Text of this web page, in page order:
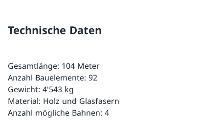
Technische Daten
Gesamtlänge: 104 Meter
Anzahl Bauelemente: 92
Gewicht: 4'543 kg
Material: Holz und Glasfasern
Anzahl mögliche Bahnen: 4